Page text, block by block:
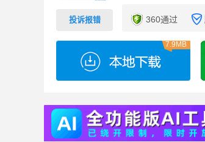
投诉报错 360通过
7.9MB